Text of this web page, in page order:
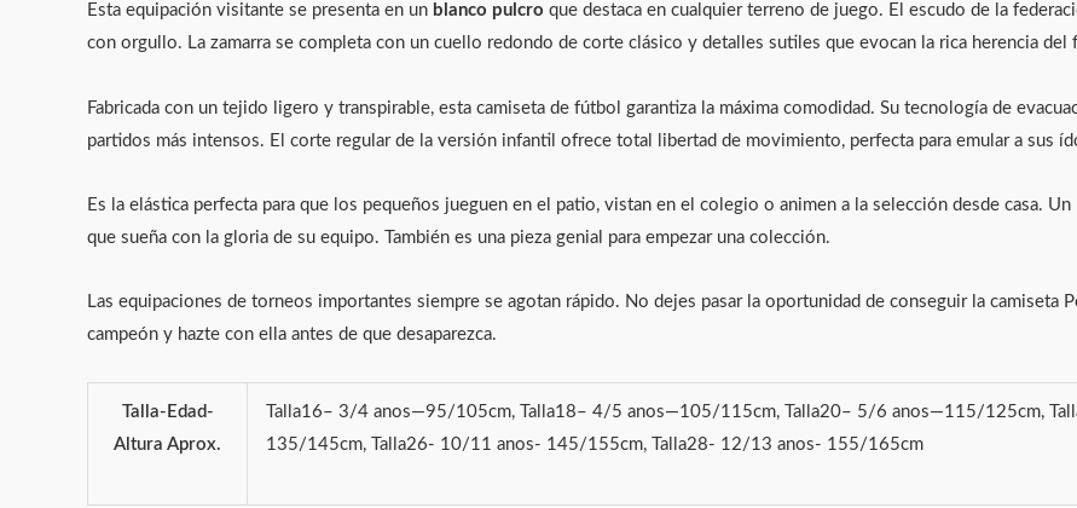
Esta equipación visitante se presenta en un blanco pulcro que destaca en cualquier terreno de juego. El escudo de la
con orgullo. La zamarra se completa con un cuello redondo de corte clásico y detalles sutiles que evocan la rica herencia del
Fabricada con un tejido ligero y transpirable, esta camiseta de fútbol garantiza la máxima comodidad. Su tecnología de
partidos más intensos. El corte regular de la versión infantil ofrece total libertad de movimiento, perfecta para emular a sus
Es la elástica perfecta para que los pequeños jueguen en el patio, vistan en el colegio o animen a la selección desde casa.
que sueña con la gloria de su equipo. También es una pieza genial para empezar una colección.
Las equipaciones de torneos importantes siempre se agotan rápido. No dejes pasar la oportunidad de conseguir la camiseta
campeón y hazte con ella antes de que desaparezca.
Talla-Edad-
Altura Aprox.
Talla16– 3/4 anos—95/105cm, Talla18– 4/5 anos—105/115cm, Talla20– 5/6 anos—115/125cm,
135/145cm, Talla26- 10/11 anos- 145/155cm, Talla28- 12/13 anos- 155/165cm